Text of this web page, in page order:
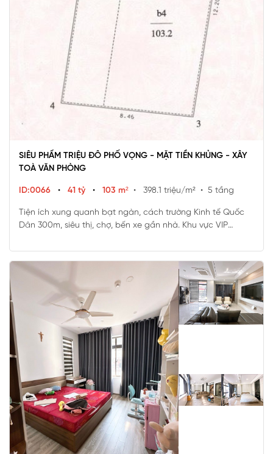
SIÊU PHẨM TRIỆU ĐÔ PHỐ VỌNG - MẶT TIỀN KHỦNG - XÂY
TOÀ VĂN PHÒNG
ID:0066 • 41 tỷ • 103 m² • 398.1 triệu/m² • 5 tầng
Tiện ích xung quanh bạt ngàn, cách trường Kinh tế Quốc
Dân 300m, siêu thị, chợ, bến xe gần nhà. Khu vực VIP
đẹp. Lợi thế mặt tiền 8.5m bề thế nhất khu.